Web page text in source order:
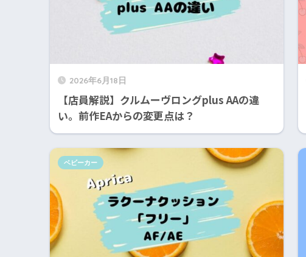
2026年6月18日
【店員解説】クルムーヴロングplus AAの違
い。前作EAからの変更点は？
ベビーカー